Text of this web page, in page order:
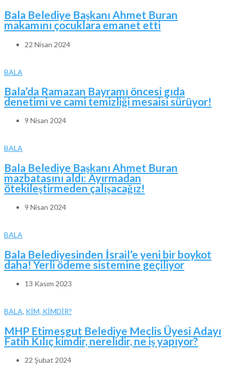
Bala Belediye Başkanı Ahmet Buran
makamını çocuklara emanet etti
22 Nisan 2024
BALA
Bala’da Ramazan Bayramı öncesi gıda
denetimi ve cami temizliği mesaisi sürüyor!
9 Nisan 2024
BALA
Bala Belediye Başkanı Ahmet Buran
mazbatasını aldı: Ayırmadan
ötekileştirmeden çalışacağız!
9 Nisan 2024
BALA
Bala Belediyesinden İsrail’e yeni bir boykot
daha! Yerli ödeme sistemine geçiliyor
13 Kasım 2023
BALA, KİM, KİMDİR?
MHP Etimesgut Belediye Meclis Üyesi Adayı
Fatih Kılıç kimdir, nerelidir, ne iş yapıyor?
22 Şubat 2024